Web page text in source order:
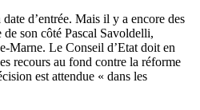
d’entrée. Mais il y a encore des
son côté Pascal Savoldelli,
Marne. Le Conseil d’Etat doit en
recours au fond contre la réforme
est attendue « dans les